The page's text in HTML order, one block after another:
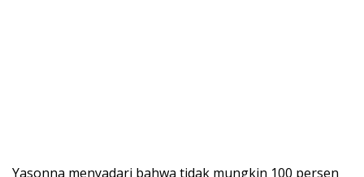
Yasonna menyadari bahwa tidak mungkin 100 persen